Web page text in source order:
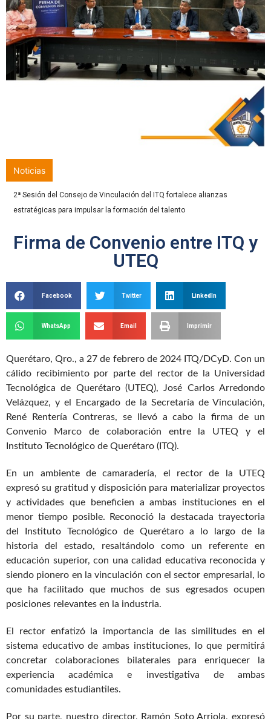
Noticias
2ª Sesión del Consejo de Vinculación del ITQ fortalece alianzas
estratégicas para impulsar la formación del talento
Firma de Convenio entre ITQ y
UTEQ
Facebook Twitter LinkedIn
WhatsApp Email Imprimir
Querétaro, Qro., a 27 de febrero de 2024 ITQ/DCyD. Con un
cálido recibimiento por parte del rector de la Universidad
Tecnológica de Querétaro (UTEQ), José Carlos Arredondo
Velázquez, y el Encargado de la Secretaría de Vinculación,
René Rentería Contreras, se llevó a cabo la firma de un
Convenio Marco de colaboración entre la UTEQ y el
Instituto Tecnológico de Querétaro (ITQ).
En un ambiente de camaradería, el rector de la UTEQ
expresó su gratitud y disposición para materializar proyectos
y actividades que beneficien a ambas instituciones en el
menor tiempo posible. Reconoció la destacada trayectoria
del Instituto Tecnológico de Querétaro a lo largo de la
historia del estado, resaltándolo como un referente en
educación superior, con una calidad educativa reconocida y
siendo pionero en la vinculación con el sector empresarial, lo
que ha facilitado que muchos de sus egresados ocupen
posiciones relevantes en la industria.
El rector enfatizó la importancia de las similitudes en el
sistema educativo de ambas instituciones, lo que permitirá
concretar colaboraciones bilaterales para enriquecer la
experiencia académica e investigativa de ambas
comunidades estudiantiles.
Por su parte, nuestro director, Ramón Soto Arriola, expresó